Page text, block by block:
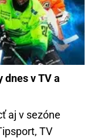
dnes v TV a
aj v sezóne
TV